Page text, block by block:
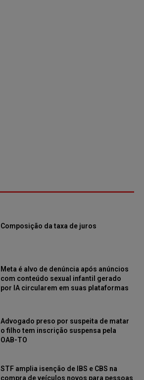
Composição da taxa de juros
Meta é alvo de denúncia após anúncios
com conteúdo sexual infantil gerado
por IA circularem em suas plataformas
Advogado preso por suspeita de matar
o filho tem inscrição suspensa pela
OAB-TO
STF amplia isenção de IBS e CBS na
compra de veículos novos para pessoas